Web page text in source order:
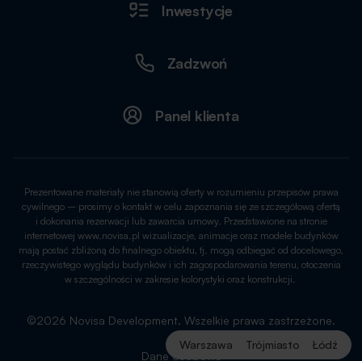
Inwestycje
Zadzwoń
Panel klienta
Prezentowane materiały nie stanowią oferty w rozumieniu przepisów prawa
cywilnego – prosimy o kontakt w celu zapoznania się ze szczegółową ofertą
i dokonania rezerwacji lub zawarcia umowy. Przedstawione na stronie
internetowej www.novisa.pl wizualizacje, animacje oraz modele budynków
mają postać zbliżoną do finalnego obiektu, tj. mogą odbiegać od docelowego,
rzeczywistego wyglądu budynków i ich zagospodarowania terenu, otoczenia
w szczególności w zakresie kolorystyki oraz konstrukcji.
©2026 Novisa Development. Wszelkie prawa zastrzeżone.
Dane osobowe
Warszawa Trójmiasto Łódź